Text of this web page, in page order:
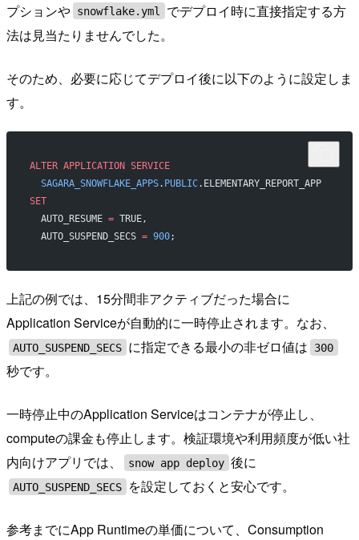
プションや snowflake.yml
でデプロイ時に直接指定する方
法は見当たりませんでした。
そのため、必要に応じてデプロイ後に以下のように設定しま
す。
ALTER APPLICATION SERVICE
  SAGARA_SNOWFLAKE_APPS
. PUBLIC.ELEMENTARY_REPORT_APP
SET
  AUTO_RESUME
= TRUE,
  AUTO_SUSPEND_SECS
= 900;
上記の例では、15分間非アクティブだった場合に
Application Serviceが自動的に一時停止されます。なお、
AUTO_SUSPEND_SECS に指定できる最小の非ゼロ値は 300
秒です。
一時停止中のApplication Serviceはコンテナが停止し、
computeの課金も停止します。検証環境や利用頻度が低い社
内向けアプリでは、
snow app deploy 後に
AUTO_SUSPEND_SECS を設定しておくと安心です。
参考までにApp Runtimeの単価について、Consumption